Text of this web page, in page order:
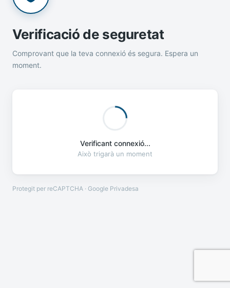
Verificació de seguretat
Comprovant que la teva connexió és segura. Espera un
moment.
Verificant connexió...
Això trigarà un moment
Protegit per reCAPTCHA · Google Privadesa